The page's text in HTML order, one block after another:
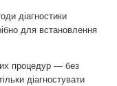
діагностики
для встановлення
процедур — без
діагностувати